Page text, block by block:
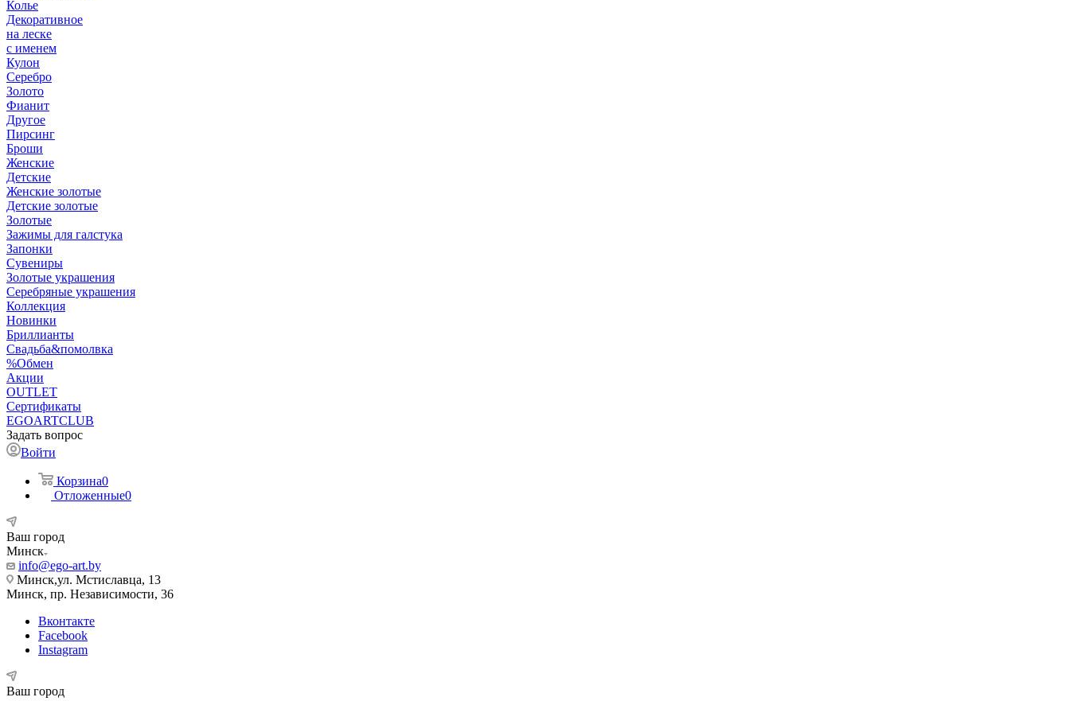
Колье
Декоративное
на леске
с именем
Кулон
Серебро
Золото
Фианит
Другое
Пирсинг
Броши
Женские
Детские
Женские золотые
Детские золотые
Золотые
Зажимы для галстука
Запонки
Сувениры
Золотые украшения
Серебряные украшения
Коллекция
Новинки
Бриллианты
Свадьба&помолвка
%Обмен
Акции
OUTLET
Сертификаты
EGOARTCLUB
Задать вопрос
Войти
Корзина0
Отложенные0
Ваш город
Минск
info@ego-art.by
Минск,ул. Мстиславца, 13
Минск, пр. Независимости, 36
Вконтакте
Facebook
Instagram
Ваш город